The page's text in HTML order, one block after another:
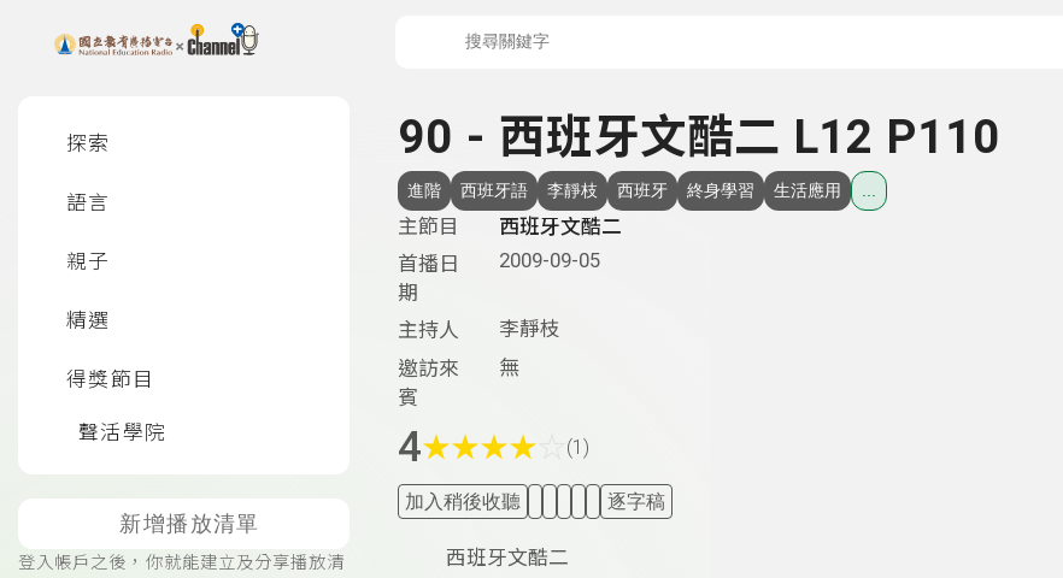
上方功能區塊
探索
語言
親子
精選
得獎節目
聲活學院
新增播放清單
登入帳戶之後，你就能建立及分享播放清
90 - 西班牙文酷二 L12 P110
進階 西班牙語 李靜枝 西班牙 終身學習 生活應用
主節目
西班牙文酷二
首播日
期
2009-09-05
主持人
李靜枝
邀訪來
賓
無
4★★★★ (1)
加入稍後收聽 逐字稿
西班牙文酷二